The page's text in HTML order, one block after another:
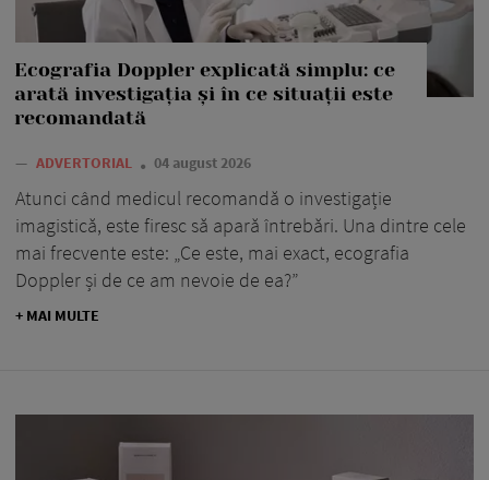
Ecografia Doppler explicată simplu: ce
arată investigația și în ce situații este
recomandată
— ADVERTORIAL 04 august 2026
Atunci când medicul recomandă o investigație
imagistică, este firesc să apară întrebări. Una dintre cele
mai frecvente este: „Ce este, mai exact, ecografia
Doppler și de ce am nevoie de ea?”
+ MAI MULTE